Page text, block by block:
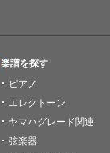
楽譜を探す
ピアノ
エレクトーン
ヤマハグレード関連
弦楽器